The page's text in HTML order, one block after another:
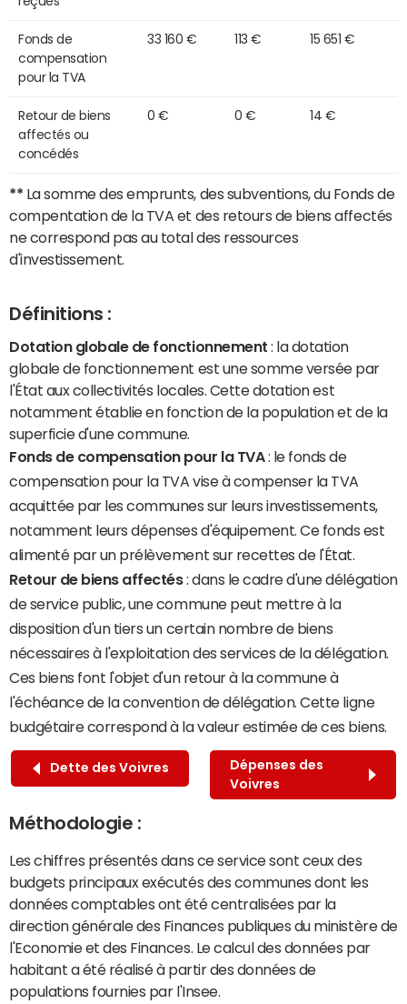
Fonds de
compensation
pour la TVA
33 160 € 113 € 15 651 €
Retour de biens
affectés ou
concédés
0 € 0 € 14 €
** La somme des emprunts, des subventions, du Fonds de
compentation de la TVA et des retours de biens affectés
ne correspond pas au total des ressources
d'investissement.
Définitions :
Dotation globale de fonctionnement : la dotation
globale de fonctionnement est une somme versée par
l'État aux collectivités locales. Cette dotation est
notamment établie en fonction de la population et de la
superficie d'une commune.
Fonds de compensation pour la TVA: le fonds de
compensation pour la TVA vise à compenser la TVA
acquittée par les communes sur leurs investissements,
notamment leurs dépenses d'équipement. Ce fonds est
alimenté par un prélèvement sur recettes de l'État.
Retour de biens affectés: dans le cadre d'une délégation
de service public, une commune peut mettre à la
disposition d'un tiers un certain nombre de biens
nécessaires à l'exploitation des services de la délégation.
Ces biens font l'objet d'un retour à la commune à
l'échéance de la convention de délégation. Cette ligne
budgétaire correspond à la valeur estimée de ces biens.
Dette des Voivres
Dépenses des
Voivres
Méthodologie :
Les chiffres présentés dans ce service sont ceux des
budgets principaux exécutés des communes dont les
données comptables ont été centralisées par la
direction générale des Finances publiques du ministère de
l'Economie et des Finances. Le calcul des données par
habitant a été réalisé à partir des données de
populations fournies par l'Insee.